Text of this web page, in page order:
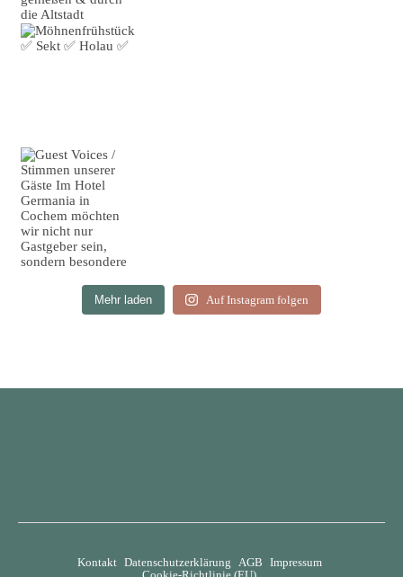
Mehr laden Auf Instagram folgen
Kontakt Datenschutzerklärung AGB Impressum